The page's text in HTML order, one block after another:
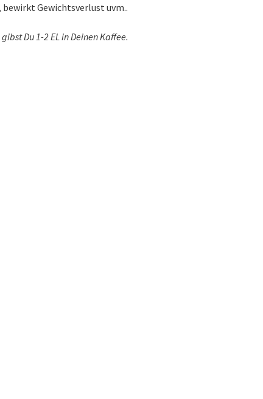
Gewichtsverlust uvm..
Du 1-2 EL in Deinen Kaffee.